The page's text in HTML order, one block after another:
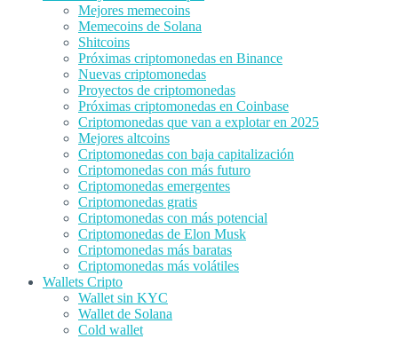
Mejores memecoins
Memecoins de Solana
Shitcoins
Próximas criptomonedas en Binance
Nuevas criptomonedas
Proyectos de criptomonedas
Próximas criptomonedas en Coinbase
Criptomonedas que van a explotar en 2025
Mejores altcoins
Criptomonedas con baja capitalización
Criptomonedas con más futuro
Criptomonedas emergentes
Criptomonedas gratis
Criptomonedas con más potencial
Criptomonedas de Elon Musk
Criptomonedas más baratas
Criptomonedas más volátiles
Wallets Cripto
Wallet sin KYC
Wallet de Solana
Cold wallet